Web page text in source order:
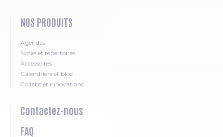
NOS PRODUITS
Agendas
Notes et répertoires
Accessoires
Calendriers et bloc
Collabs et innovations
Contactez-nous
FAQ